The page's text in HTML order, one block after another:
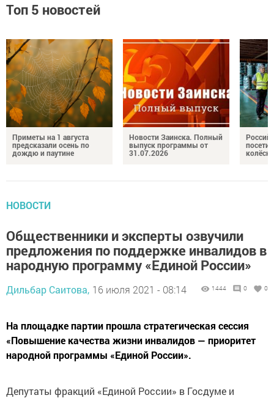
Топ 5 новостей
Приметы на 1 августа
предсказали осень по
дождю и паутине
Новости Заинска. Полный
выпуск программы от
31.07.2026
НОВОСТИ
Общественники и эксперты озвучили
предложения по поддержке инвалидов в
народную программу «Единой России»
Дильбар Саитова, 16 июля 2021 - 08:14 1444 0 0
На площадке партии прошла стратегическая сессия
«Повышение качества жизни инвалидов — приоритет
народной программы «Единой России».
Депутаты фракций «Единой России» в Госдуме и